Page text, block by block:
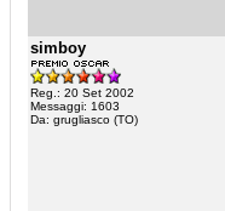
simboy
Reg.: 20 Set 2002
Messaggi: 1603
Da: grugliasco (TO)